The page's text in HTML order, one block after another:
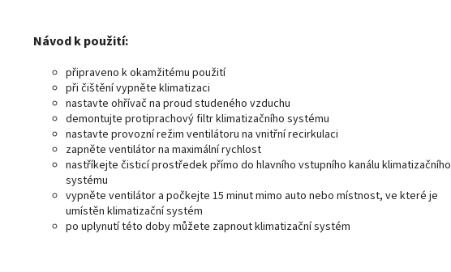
Návod k použití:
připraveno k okamžitému použití
při čištění vypněte klimatizaci
nastavte ohřívač na proud studeného vzduchu
demontujte protiprachový filtr klimatizačního systému
nastavte provozní režim ventilátoru na vnitřní recirkulaci
zapněte ventilátor na maximální rychlost
nastříkejte čisticí prostředek přímo do hlavního vstupního kanálu klimatizačního
systému
vypněte ventilátor a počkejte 15 minut mimo auto nebo místnost, ve které je
umístěn klimatizační systém
po uplynutí této doby můžete zapnout klimatizační systém